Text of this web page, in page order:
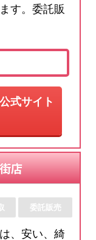
す。委託販
式サイト
店
委託販売
、安い、綺